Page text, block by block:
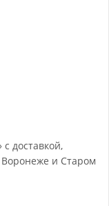
доставкой,
и Старом